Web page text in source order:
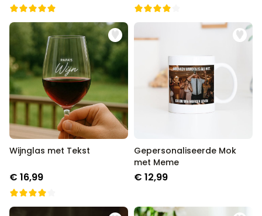
Wijnglas met Tekst
€ 16,99
Gepersonaliseerde Mok
met Meme
€ 12,99